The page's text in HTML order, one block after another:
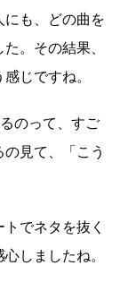
も、どの曲を
。その結果、
じですね。
のって、すご
見て、「こう
でネタを抜く
しましたね。